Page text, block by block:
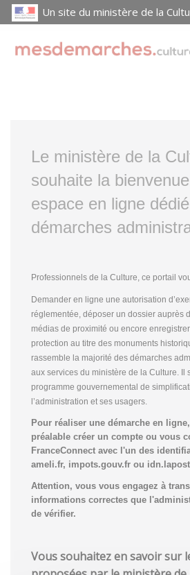
Un site du ministère de la
Le ministère de la
souhaite la
espace en ligne
démarches
Professionnels de la Culture, ce portail
Demander en ligne une autorisation
réglementée, déposer un dossier auprès
médias de proximité ou encore
protection au titre des monuments
rassemble la majorité des démarches
aux services du ministère de la Culture. Il
programme gouvernemental de
l’administration et ses usagers.
Pour réaliser une démarche en
préalable créer un compte ou vous
FranceConnect avec l'un des
ameli.fr, impots.gouv.fr ou
Attention, vous vous engagez à
informations correctes que
de vérifier.
Vous souhaitez en savoir sur